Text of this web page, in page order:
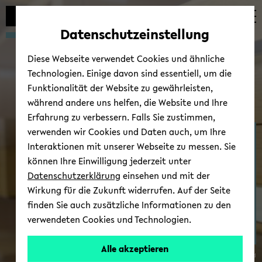
Automatische
vermeiden
zum
wechseln
zum
wechseln
zum
wechseln
Zen­trum für Theo­rien in
der his­to­ri­schen For­
schung
© Uni­ver­si­tät Bie­le­feld
Datenschutzeinstellung
Diese Webseite verwendet Cookies und ähnliche
Technologien. Einige davon sind essentiell, um die
Funktionalität der Website zu gewährleisten,
während andere uns helfen, die Website und Ihre
Erfahrung zu verbessern. Falls Sie zustimmen,
verwenden wir Cookies und Daten auch, um Ihre
Interaktionen mit unserer Webseite zu messen. Sie
können Ihre Einwilligung jederzeit unter
Datenschutzerklärung einsehen und mit der
Wirkung für die Zukunft widerrufen. Auf der Seite
finden Sie auch zusätzliche Informationen zu den
verwendeten Cookies und Technologien.
Alle akzeptieren